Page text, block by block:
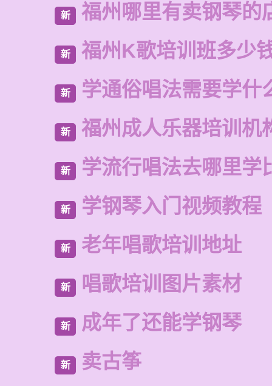
新 福州哪里有卖钢琴的
新 福州K歌培训班多少
新 学通俗唱法需要学什
新 福州成人乐器培训机
新 学流行唱法去哪里学
新 学钢琴入门视频教程
新 老年唱歌培训地址
新 唱歌培训图片素材
新 成年了还能学钢琴
新 卖古筝